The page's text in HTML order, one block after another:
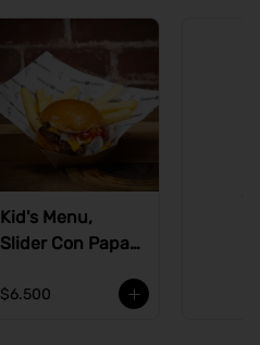
Kid's Menu,
Slider Con Papas
$6.500